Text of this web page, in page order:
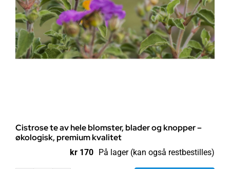
Cistrose te av hele blomster, blader og knopper –
økologisk, premium kvalitet
kr 170 På lager (kan også restbestilles)